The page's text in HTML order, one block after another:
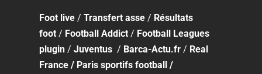
Foot live /Transfert asse / Résultats
foot / Football Addict / Football Leagues
plugin /Juventus / Barca-Actu.fr / Real
France / Paris sportifs football /